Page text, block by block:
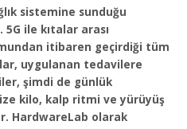
sistemine sunduğu
ile kıtalar arası
itibaren geçirdiği tüm
uygulanan tedavilere
şimdi de günlük
kilo, kalp ritmi ve yürüyüş
HardwareLab olarak